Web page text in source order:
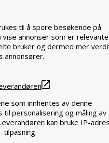
til å spore besøkende på
annonser som er
bruker og dermed mer
annonsører.
som innhentes av denne
til personalisering og måling av
kan bruke IP-
tilpasning.